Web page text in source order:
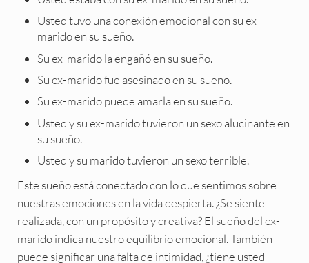
Usted tuvo una conexión emocional con su ex-
marido en su sueño.
Su ex-marido la engañó en su sueño.
Su ex-marido fue asesinado en su sueño.
Su ex-marido puede amarla en su sueño.
Usted y su ex-marido tuvieron un sexo alucinante en
su sueño.
Usted y su marido tuvieron un sexo terrible.
Este sueño está conectado con lo que sentimos sobre
nuestras emociones en la vida despierta. ¿Se siente
realizada, con un propósito y creativa? El sueño del ex-
marido indica nuestro equilibrio emocional. También
puede significar una falta de intimidad, ¿tiene usted